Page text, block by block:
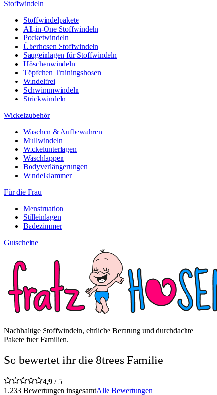
Stoffwindeln
Stoffwindelpakete
All-in-One Stoffwindeln
Pocketwindeln
Überhosen Stoffwindeln
Saugeinlagen für Stoffwindeln
Höschenwindeln
Töpfchen Trainingshosen
Windelfrei
Schwimmwindeln
Strickwindeln
Wickelzubehör
Waschen & Aufbewahren
Mullwindeln
Wickelunterlagen
Waschlappen
Bodyverlängerungen
Windelklammer
Für die Frau
Menstruation
Stilleinlagen
Badezimmer
Gutscheine
Nachhaltige Stoffwindeln, ehrliche Beratung und durchdachte
Pakete fuer Familien.
So bewertet ihr die 8trees Familie
4,9 / 5
1.233 Bewertungen insgesamtAlle Bewertungen